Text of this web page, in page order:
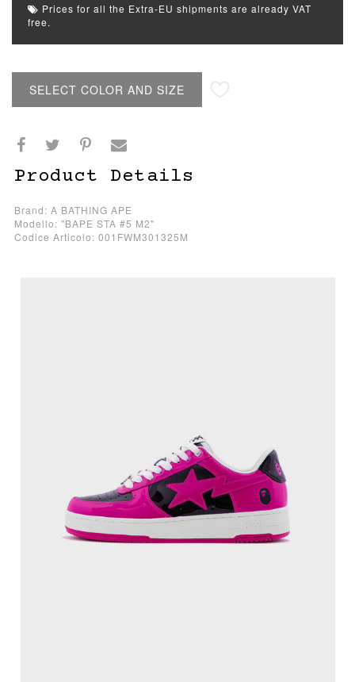
Prices for all the Extra-EU shipments are already VAT
free.
SELECT COLOR AND SIZE
Product Details
Brand: A BATHING APE
Modello: "BAPE STA #5 M2"
Codice Articolo: 001FWM301325M